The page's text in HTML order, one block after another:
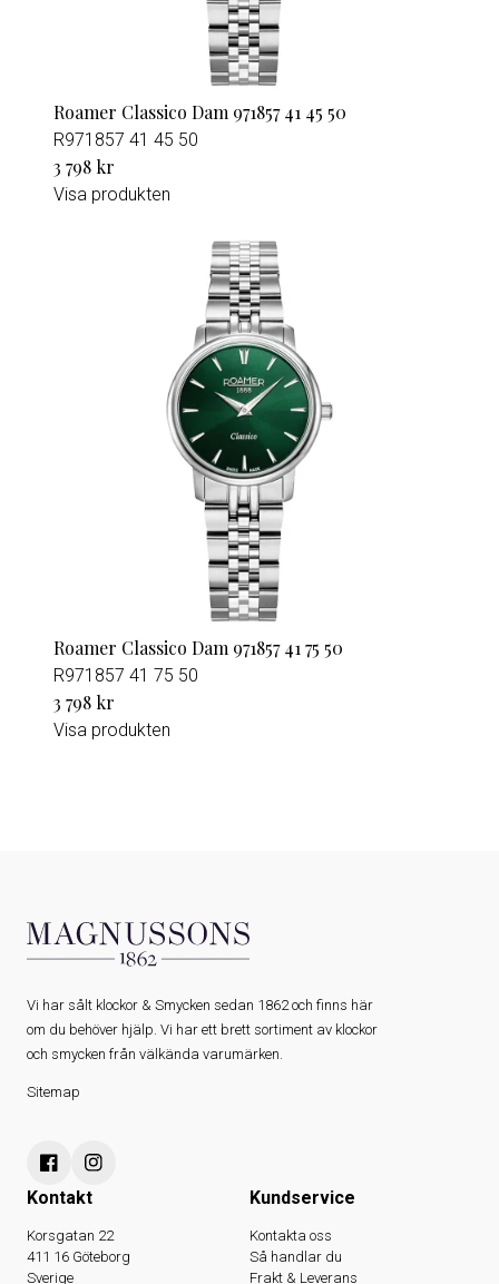
Roamer Classico Dam 971857 41 45 50
R971857 41 45 50
3 798 kr
Visa produkten
Roamer Classico Dam 971857 41 75 50
R971857 41 75 50
3 798 kr
Visa produkten
Vi har sålt klockor & Smycken sedan 1862 och finns här
om du behöver hjälp. Vi har ett brett sortiment av klockor
och smycken från välkända varumärken.
Sitemap
Kontakt
Korsgatan 22
411 16 Göteborg
Sverige
Kundservice
Kontakta oss
Så handlar du
Frakt & Leverans